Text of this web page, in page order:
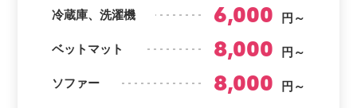
冷蔵庫、洗濯機 6,000 円～
ベットマット 8,000 円～
ソファー 8,000 円～